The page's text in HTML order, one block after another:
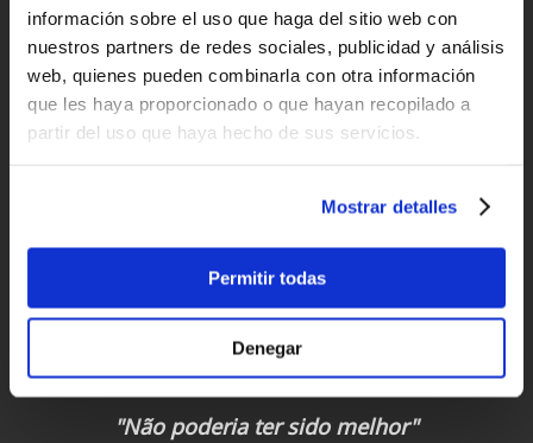
información sobre el uso que haga del sitio web con
nuestros partners de redes sociales, publicidad y análisis
web, quienes pueden combinarla con otra información
que les haya proporcionado o que hayan recopilado a
partir del uso que haya hecho de sus servicios.
Mostrar detalles
Permitir todas
Denegar
"Profesionalidad"
Carlos
"Não poderia ter sido melhor"